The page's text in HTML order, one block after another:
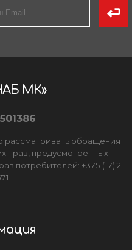
МК»
рассматривать обращения
прав, предусмотренных
потребителей: +375 (17) 2-